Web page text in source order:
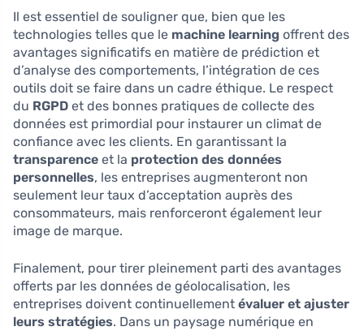
Il est essentiel de souligner que, bien que les
technologies telles que le machine learning offrent des
avantages significatifs en matière de prédiction et
d’analyse des comportements, l’intégration de ces
outils doit se faire dans un cadre éthique. Le respect
du RGPD et des bonnes pratiques de collecte des
données est primordial pour instaurer un climat de
confiance avec les clients. En garantissant la
transparence et la protection des données
personnelles, les entreprises augmenteront non
seulement leur taux d’acceptation auprès des
consommateurs, mais renforceront également leur
image de marque.
Finalement, pour tirer pleinement parti des avantages
offerts par les données de géolocalisation, les
entreprises doivent continuellement évaluer et ajuster
leurs stratégies. Dans un paysage numérique en